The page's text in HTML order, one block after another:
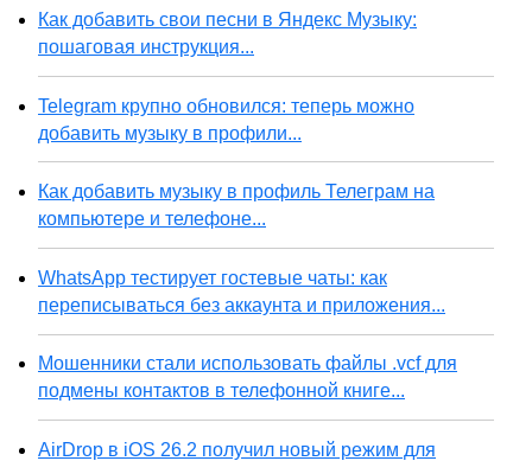
Как добавить свои песни в Яндекс Музыку:
пошаговая инструкция...
Telegram крупно обновился: теперь можно
добавить музыку в профили...
Как добавить музыку в профиль Телеграм на
компьютере и телефоне...
WhatsApp тестирует гостевые чаты: как
переписываться без аккаунта и приложения...
Мошенники стали использовать файлы .vcf для
подмены контактов в телефонной книге...
AirDrop в iOS 26.2 получил новый режим для